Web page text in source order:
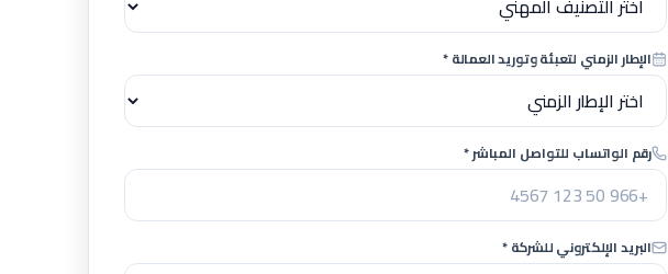
الإطار الزمني لتعبئة وتوريد العمالة *
رقم الواتساب للتواصل المباشر *
البريد الإلكتروني للشركة *